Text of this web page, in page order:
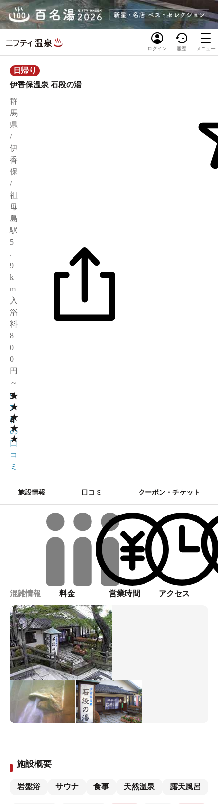
ログイン 履歴 メニュー
日帰り
伊香保温泉 石段の湯
群
馬
県
/
伊
香
保
/
祖
母
島
駅
5
.
9
k
m
入
浴
料
8
0
0
円
～
★
★
★
★
★
3
.
4
5
7
件
の
口
コ
ミ
施設情報 口コミ クーポン・チケット
混雑情報 料金 営業時間 アクセス
施設概要
岩盤浴 サウナ 食事 天然温泉 露天風呂